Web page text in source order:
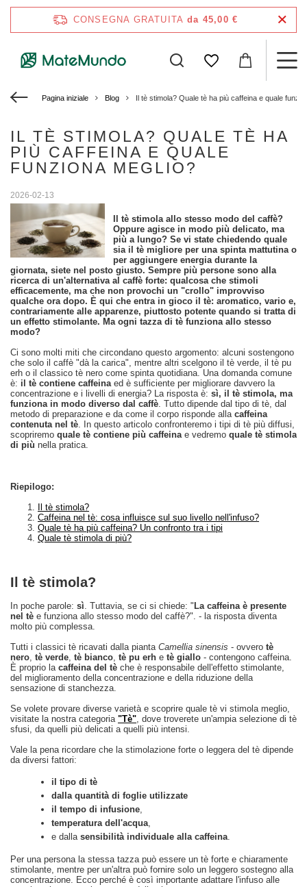
CONSEGNA GRATUITA da 45,00 €
Pagina iniziale Blog Il tè stimola? Quale tè ha più caffeina e quale
IL TÈ STIMOLA? QUALE TÈ HA
PIÙ CAFFEINA E QUALE
FUNZIONA MEGLIO?
2026-02-13
Il tè stimola allo stesso modo del caffè?
Oppure agisce in modo più delicato, ma
più a lungo? Se vi state chiedendo quale
sia il tè migliore per una spinta mattutina o
per aggiungere energia durante la
giornata, siete nel posto giusto. Sempre più persone sono alla
ricerca di un'alternativa al caffè forte: qualcosa che stimoli
efficacemente, ma che non provochi un "crollo" improvviso
qualche ora dopo. È qui che entra in gioco il tè: aromatico, vario e,
contrariamente alle apparenze, piuttosto potente quando si tratta di
un effetto stimolante. Ma ogni tazza di tè funziona allo stesso
modo?
Ci sono molti miti che circondano questo argomento: alcuni sostengono
che solo il caffè "dà la carica", mentre altri scelgono il tè verde, il tè pu
erh o il classico tè nero come spinta quotidiana. Una domanda comune
è: il tè contiene caffeinaed è sufficiente per migliorare davvero la
concentrazione e i livelli di energia? La risposta è: sì, il tè stimola, ma
funziona in modo diverso dal caffè. Tutto dipende dal tipo di tè, dal
metodo di preparazione e da come il corpo risponde alla caffeina
contenuta nel tè. In questo articolo confronteremo i tipi di tè più diffusi,
scopriremo quale tè contiene più caffeinae vedremo quale tè stimola
di più nella pratica.
Riepilogo:
Il tè stimola?
Caffeina nel tè: cosa influisce sul suo livello nell'infuso?
Quale tè ha più caffeina? Un confronto tra i tipi
Quale tè stimola di più?
Il tè stimola?
In poche parole: sì. Tuttavia, se ci si chiede: " La caffeina è presente
nel tè e funziona allo stesso modo del caffè?". - la risposta diventa
molto più complessa.
Tutti i classici tè ricavati dalla pianta Camellia sinensis - ovvero tè
nero, tè verde, tè bianco, tè pu erh e tè giallo - contengono caffeina.
È proprio la caffeina del tè che è responsabile dell'effetto stimolante,
del miglioramento della concentrazione e della riduzione della
sensazione di stanchezza.
Se volete provare diverse varietà e scoprire quale tè vi stimola meglio,
visitate la nostra categoria "Tè", dove troverete un'ampia selezione di tè
sfusi, da quelli più delicati a quelli più intensi.
Vale la pena ricordare che la stimolazione forte o leggera del tè dipende
da diversi fattori:
il tipo di tè
dalla quantità di foglie utilizzate
il tempo di infusione,
temperatura dell'acqua,
e dalla sensibilità individuale alla caffeina.
Per una persona la stessa tazza può essere un tè forte e chiaramente
stimolante, mentre per un'altra può fornire solo un leggero sostegno alla
concentrazione. Ecco perché è così importante adattare l'infuso alle